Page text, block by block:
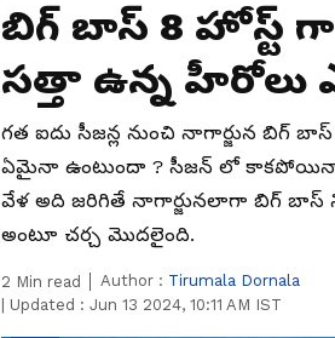
బిగ్ బాస్ 8 హోస్ట్
సత్తా ఉన్న హీరోలు
గత ఐదు సీజన్ల నుంచి నాగార్జున బిగ్
ఏమైనా ఉంటుందా ? సీజన్ లో కాకపోయినా
వేళ అది జరిగితే నాగార్జునలాగా బిగ్ బాస్
అంటూ చర్చ మొదలైంది.
2 Min read Author : Tirumala Dornala
Updated : Jun 13 2024, 10:11 AM IST